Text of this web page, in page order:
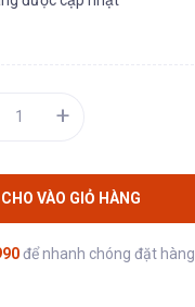
+
CHO VÀO GIỎ HÀNG
để nhanh chóng đặt hàng